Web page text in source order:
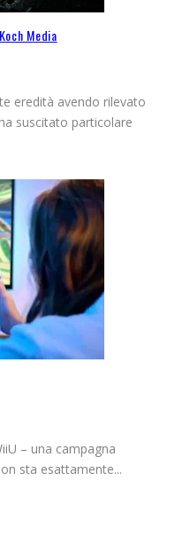
Media
eredità avendo rilevato
suscitato particolare
– una campagna
sta esattamente...